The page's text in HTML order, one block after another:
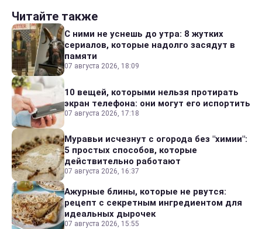
Читайте также
С ними не уснешь до утра: 8 жутких
сериалов, которые надолго засядут в
памяти
07 августа 2026, 18:09
10 вещей, которыми нельзя протирать
экран телефона: они могут его испортить
07 августа 2026, 17:18
Муравьи исчезнут с огорода без "химии":
5 простых способов, которые
действительно работают
07 августа 2026, 16:37
Ажурные блины, которые не рвутся:
рецепт с секретным ингредиентом для
идеальных дырочек
07 августа 2026, 15:55